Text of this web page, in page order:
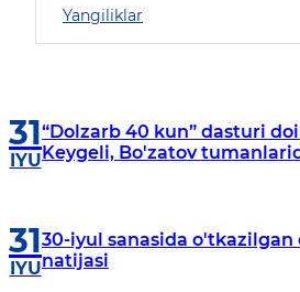
Yangiliklar
31
IYU
“Dolzarb 40 kun” dasturi
Keygeli, Bo'zatov
31
IYU
30-iyul sanasida o'tkazilgan
natijasi